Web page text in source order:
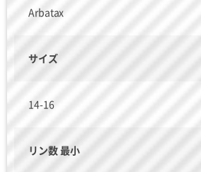
Arbatax
サイズ
14-16
リン数 最小